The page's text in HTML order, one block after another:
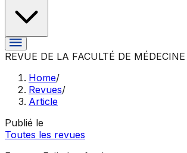
REVUE DE LA FACULTÉ DE
Home/
Revues/
Article
Publié le
Toutes les revues